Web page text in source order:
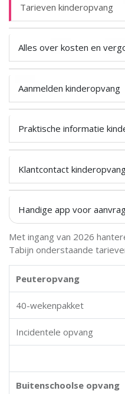
Tarieven kinderopvang
Alles over kosten en
Aanmelden kinderopvang
Praktische informatie
Klantcontact
Handige app voor
Met ingang van 2026
Tabijn onderstaande
Peuteropvang
40-wekenpakket
Incidentele opvang
Buitenschoolse opvang